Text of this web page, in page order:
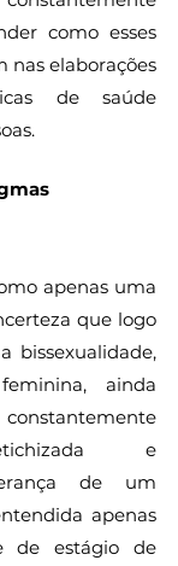
como esses
nas elaborações
de saúde
que logo
bissexualidade,
ainda
e
de um
apenas
de estágio de